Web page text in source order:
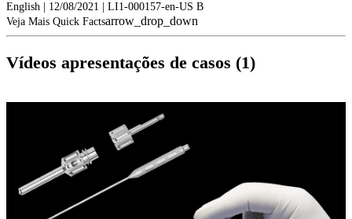
English | 12/08/2021 | LI1-000157-en-US B
Veja Mais Quick Factsarrow_drop_down
Vídeos apresentações de casos (1)